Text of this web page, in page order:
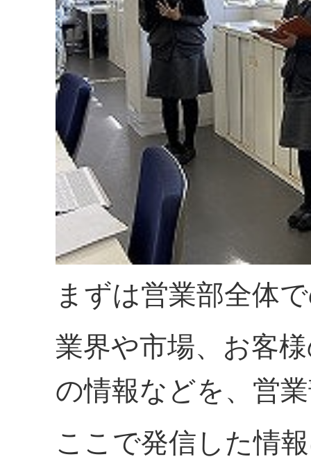
まずは営業部全体
業界や市場、お客
の情報などを、営
ここで発信した情